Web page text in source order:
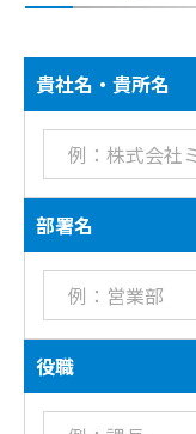
貴社名・貴所名
部署名
役職